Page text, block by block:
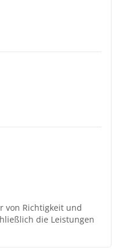
von Richtigkeit und
die Leistungen